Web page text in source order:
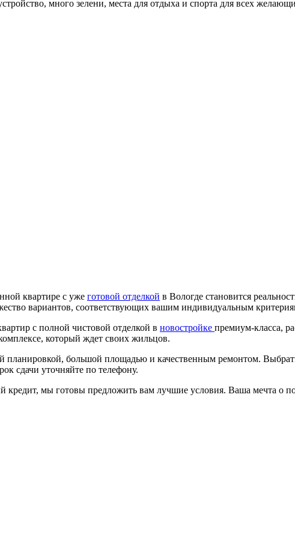
много зелени, места для отдыха и спорта для всех
квартире с уже готовой отделкой в Вологде становится
вариантов, соответствующих вашим индивидуальным
с полной чистовой отделкой в новостройке премиум-класса,
который ждет своих жильцов.
планировкой, большой площадью и качественным ремонтом.
сдачи уточняйте по телефону.
мы готовы предложить вам лучшие условия. Ваша мечта о